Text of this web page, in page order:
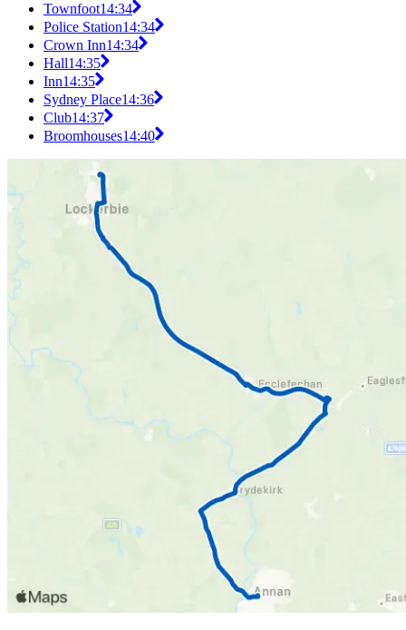
Townfoot14:34
Police Station14:34
Crown Inn14:34
Hall14:35
Inn14:35
Sydney Place14:36
Club14:37
Broomhouses14:40